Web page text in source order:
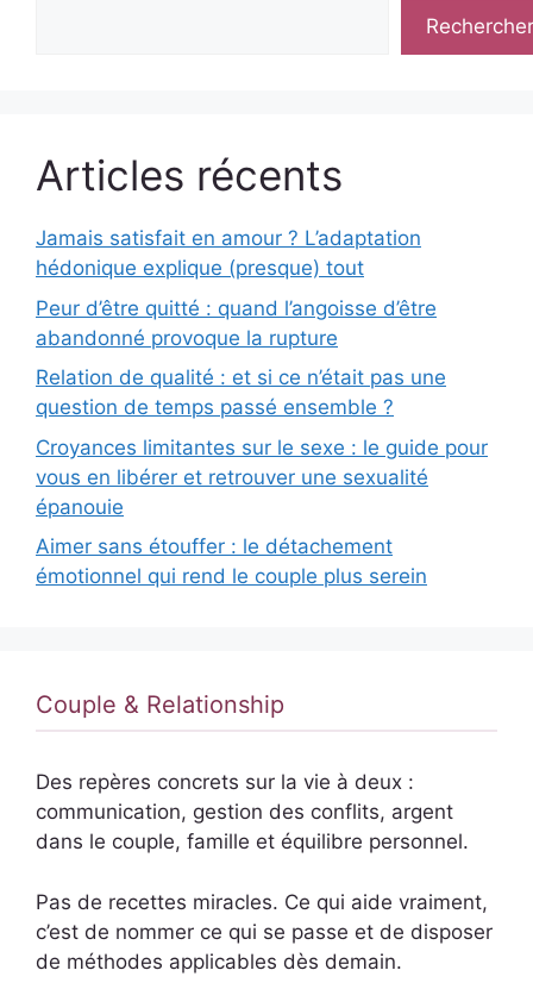
Rechercher
Articles récents
Jamais satisfait en amour ? L’adaptation
hédonique explique (presque) tout
Peur d’être quitté : quand l’angoisse d’être
abandonné provoque la rupture
Relation de qualité : et si ce n’était pas une
question de temps passé ensemble ?
Croyances limitantes sur le sexe : le guide pour
vous en libérer et retrouver une sexualité
épanouie
Aimer sans étouffer : le détachement
émotionnel qui rend le couple plus serein
Couple & Relationship
Des repères concrets sur la vie à deux :
communication, gestion des conflits, argent
dans le couple, famille et équilibre personnel.
Pas de recettes miracles. Ce qui aide vraiment,
c’est de nommer ce qui se passe et de disposer
de méthodes applicables dès demain.